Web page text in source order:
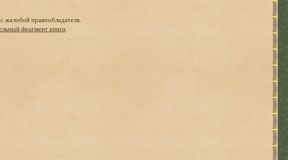
жалобой правообладателя.
фрагмент книги.